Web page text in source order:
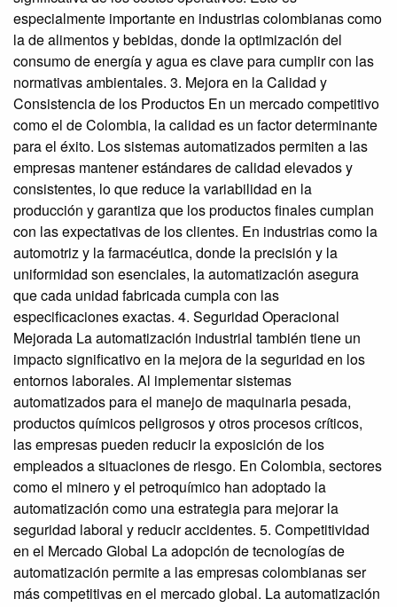
especialmente importante en industrias colombianas como
la de alimentos y bebidas, donde la optimización del
consumo de energía y agua es clave para cumplir con las
normativas ambientales. 3. Mejora en la Calidad y
Consistencia de los Productos En un mercado competitivo
como el de Colombia, la calidad es un factor determinante
para el éxito. Los sistemas automatizados permiten a las
empresas mantener estándares de calidad elevados y
consistentes, lo que reduce la variabilidad en la
producción y garantiza que los productos finales cumplan
con las expectativas de los clientes. En industrias como la
automotriz y la farmacéutica, donde la precisión y la
uniformidad son esenciales, la automatización asegura
que cada unidad fabricada cumpla con las
especificaciones exactas. 4. Seguridad Operacional
Mejorada La automatización industrial también tiene un
impacto significativo en la mejora de la seguridad en los
entornos laborales. Al implementar sistemas
automatizados para el manejo de maquinaria pesada,
productos químicos peligrosos y otros procesos críticos,
las empresas pueden reducir la exposición de los
empleados a situaciones de riesgo. En Colombia, sectores
como el minero y el petroquímico han adoptado la
automatización como una estrategia para mejorar la
seguridad laboral y reducir accidentes. 5. Competitividad
en el Mercado Global La adopción de tecnologías de
automatización permite a las empresas colombianas ser
más competitivas en el mercado global. La automatización